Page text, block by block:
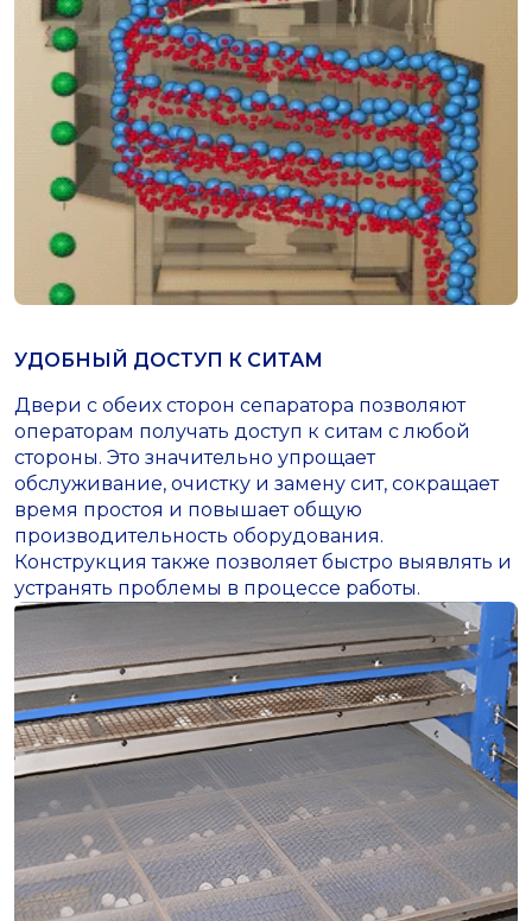
УДОБНЫЙ ДОСТУП К СИТАМ
Двери с обеих сторон сепаратора позволяют
операторам получать доступ к ситам с любой
стороны. Это значительно упрощает
обслуживание, очистку и замену сит, сокращает
время простоя и повышает общую
производительность оборудования.
Конструкция также позволяет быстро выявлять и
устранять проблемы в процессе работы.